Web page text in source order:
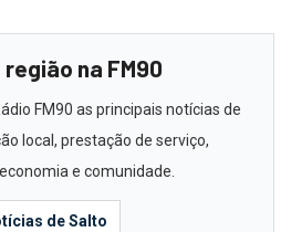
na FM90
FM90 as principais notícias de
local, prestação de serviço,
e comunidade.
de Salto